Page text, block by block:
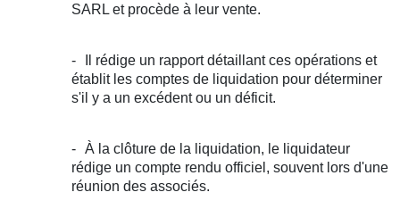
SARL et procède à leur vente.
Il rédige un rapport détaillant ces opérations et
établit les comptes de liquidation pour déterminer
s'il y a un excédent ou un déficit.
À la clôture de la liquidation, le liquidateur
rédige un compte rendu officiel, souvent lors d'une
réunion des associés.